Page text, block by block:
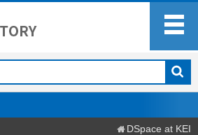
DSpace at KEI